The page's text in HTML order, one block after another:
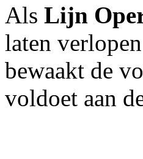
Als Lijn
laten
bewaakt de
voldoet aan